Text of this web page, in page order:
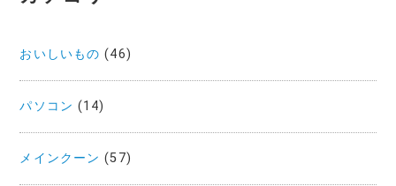
おいしいもの (46)
パソコン (14)
メインクーン (57)